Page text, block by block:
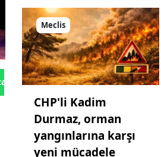
Gönder
Meclis
CHP'li Kadim
Durmaz, orman
yangınlarına karşı
yeni mücadele